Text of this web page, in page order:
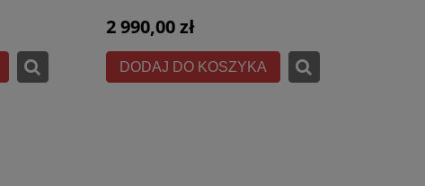
2 990,00 zł
DODAJ DO KOSZYKA